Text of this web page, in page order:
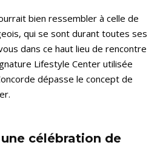
bien ressembler à celle de
qui se sont durant toutes ses
dans ce haut lieu de rencontre
Lifestyle Center utilisée
dépasse le concept de
célébration de